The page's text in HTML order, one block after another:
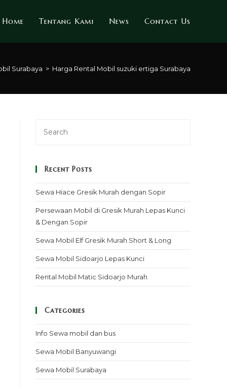
Home Tentang Kami News Contact Us
Surabaya > Harga Rental Mobil suzuki ertiga Surabaya
Recent Posts
Sewa Hiace Gresik Murah dengan Sopir
Persewaan Mobil di Gresik Murah Lepas Kunci
& Dengan Sopir
Sewa Mobil Elf Gresik Murah Short & Long
Sewa Mobil Sidoarjo Lepas Kunci
Rental Mobil Matic Sidoarjo Murah
Categories
Info Sewa mobil dan bus
Sewa Mobil Banyuwangi
Sewa Mobil Surabaya